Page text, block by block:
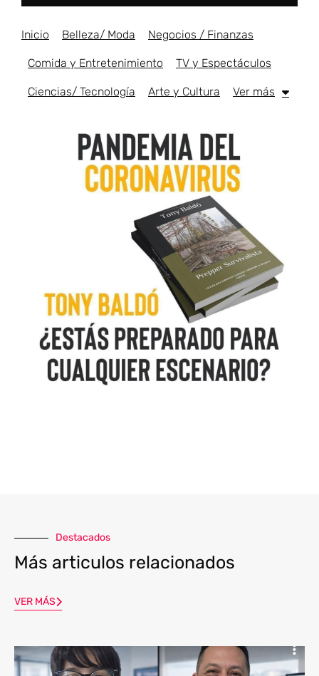
Inicio Belleza/ Moda Negocios / Finanzas
Comida y Entretenimiento TV y Espectáculos
Ciencias/ Tecnología Arte y Cultura Ver más
Destacados
Más articulos relacionados
VER MÁS